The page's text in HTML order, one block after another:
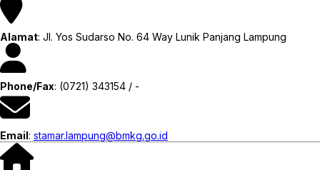
Alamat: Jl. Yos Sudarso No. 64 Way Lunik Panjang Lampung
Phone/Fax: (0721) 343154 / -
Email: stamar.lampung@bmkg.go.id